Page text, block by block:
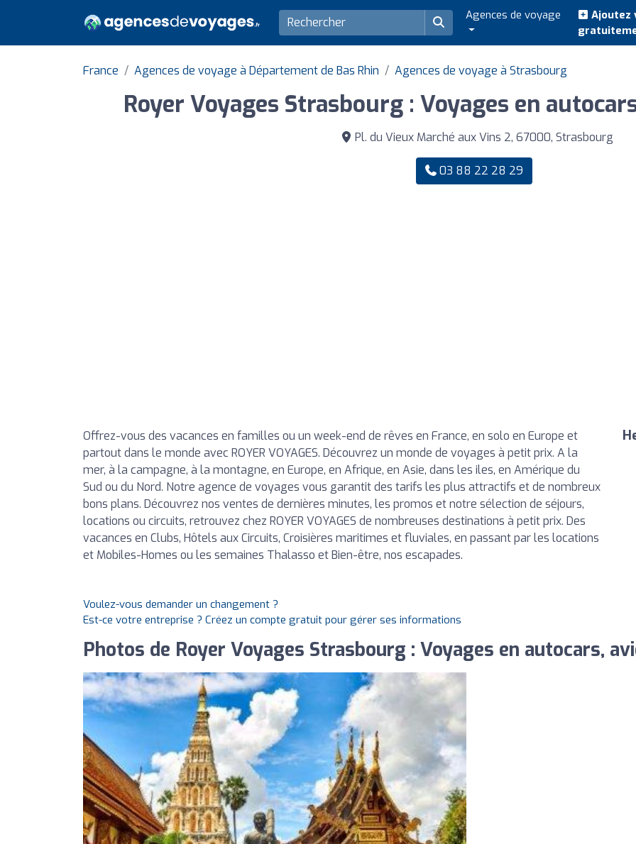
Agences de voyage
Ajoutez
France Agences de voyage à Département de Bas Rhin Agences de voyage à Strasbourg
Royer Voyages Strasbourg : Voyages en
Pl. du Vieux Marché aux Vins 2, 67000, Strasbourg
03 88 22 28 29
Offrez-vous des vacances en familles ou un week-end de rêves en France, en solo en Europe et
partout dans le monde avec ROYER VOYAGES. Découvrez un monde de voyages à petit prix. A la
mer, à la campagne, à la montagne, en Europe, en Afrique, en Asie, dans les iles, en Amérique du
Sud ou du Nord. Notre agence de voyages vous garantit des tarifs les plus attractifs et de nombreux
bons plans. Découvrez nos ventes de dernières minutes, les promos et notre sélection de séjours,
locations ou circuits, retrouvez chez ROYER VOYAGES de nombreuses destinations à petit prix. Des
vacances en Clubs, Hôtels aux Circuits, Croisières maritimes et fluviales, en passant par les locations
et Mobiles-Homes ou les semaines Thalasso et Bien-être, nos escapades.
Voulez-vous demander un changement ?
Est-ce votre entreprise ? Créez un compte gratuit pour gérer ses informations
Photos de Royer Voyages Strasbourg : Voyages en autocars,